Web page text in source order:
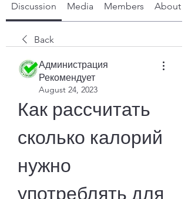
Discussion Media Members About
Back
Администрация
Рекомендует
August 24, 2023
Как рассчитать
сколько калорий
нужно
употреблять для